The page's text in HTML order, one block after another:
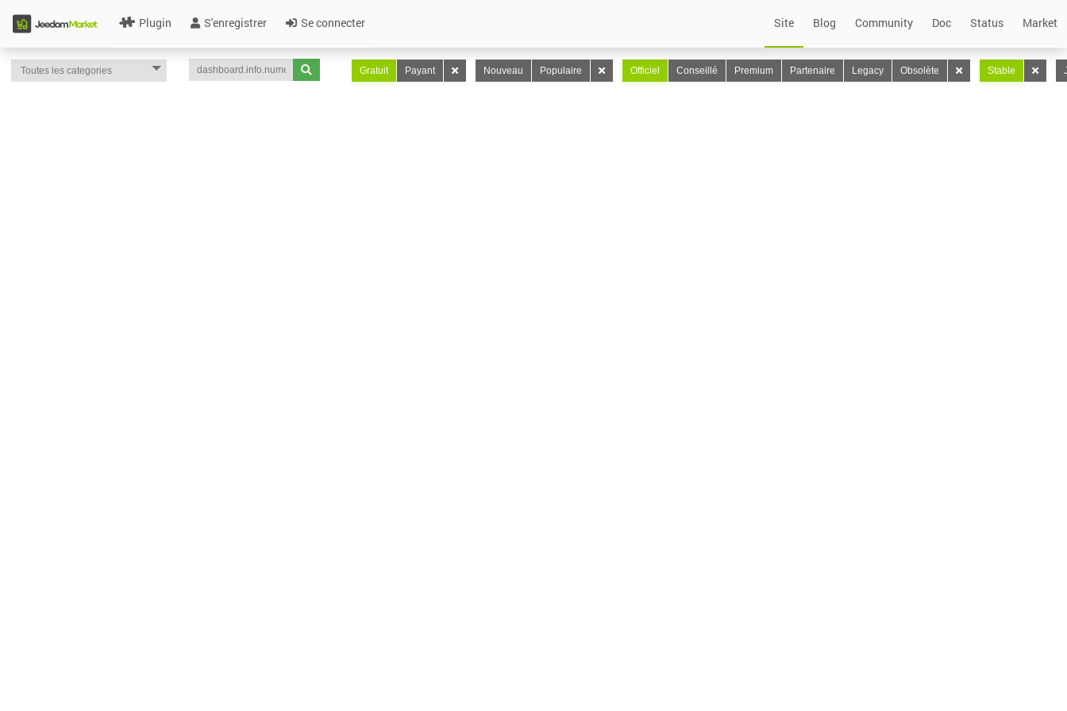
Plugin S'enregistrer Se connecter Site Blog Community Doc Status Market
Gratuit Payant Nouveau Populaire Officiel Conseillé Premium Partenaire Legacy Obsolète Stable